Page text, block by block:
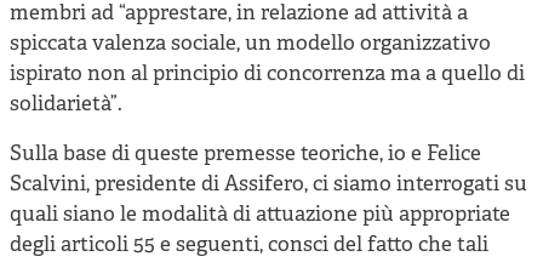
membri ad “apprestare, in relazione ad attività a
spiccata valenza sociale, un modello organizzativo
ispirato non al principio di concorrenza ma a quello di
solidarietà”.
Sulla base di queste premesse teoriche, io e Felice
Scalvini, presidente di Assifero, ci siamo interrogati su
quali siano le modalità di attuazione più appropriate
degli articoli 55 e seguenti, consci del fatto che tali